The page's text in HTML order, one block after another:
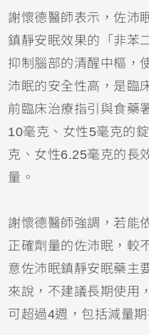
謝懷德醫師表示，佐沛
鎮靜安眠效果的「非苯
抑制腦部的清醒中樞，
沛眠的安全性高，是臨
前臨床治療指引與食藥
10毫克、女性5毫克的
克、女性6.25毫克的長
量。
謝懷德醫師強調，若能
正確劑量的佐沛眠，較
意佐沛眠鎮靜安眠藥主
來說，不建議長期使用
可超過4週，包括減量期